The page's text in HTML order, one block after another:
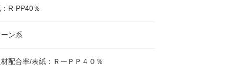
R-PP40％
ン系
配合率/表紙：ＲーＰＰ４０％